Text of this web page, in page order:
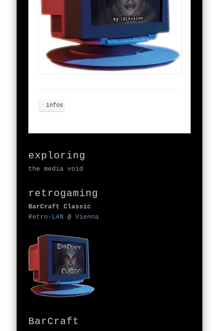
infos
exploring
the media void
retrogaming
BarCraft Classic
Retro-LAN
@Vienna
BarCraft